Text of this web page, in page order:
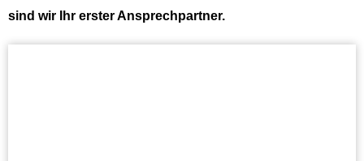
sind wir Ihr erster Ansprechpartner.